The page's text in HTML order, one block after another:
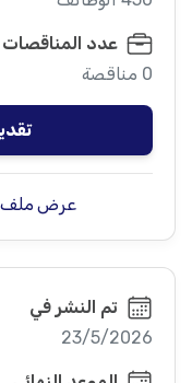
عدد المناقصات
0 مناقصة
عرض ملف
تم النشر في
23/5/2026